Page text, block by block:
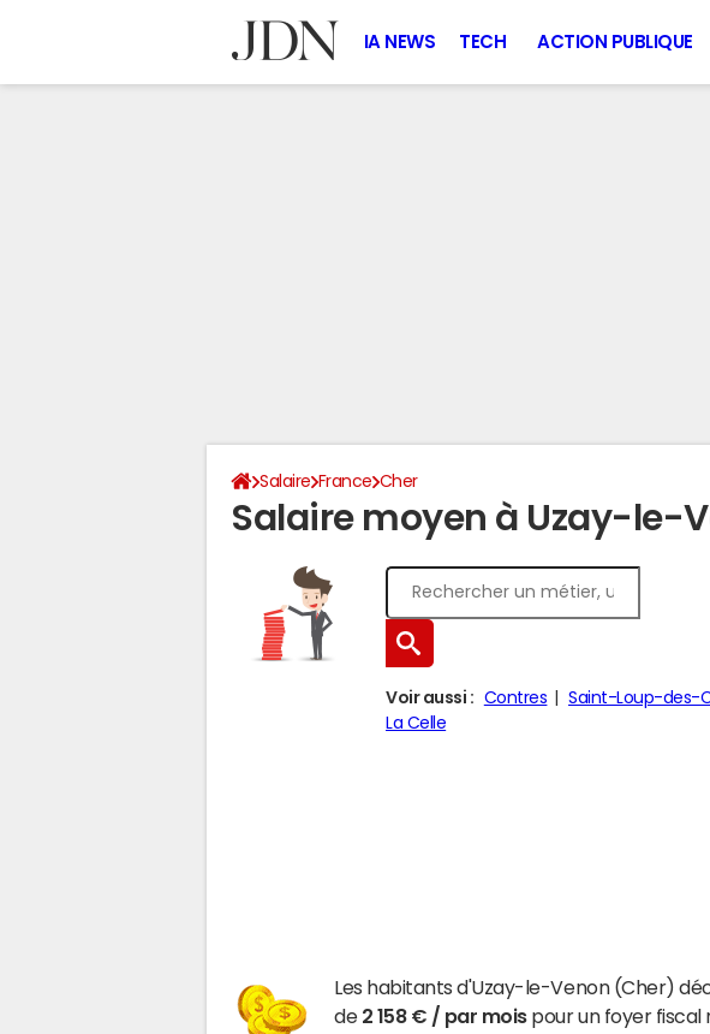
IA NEWS TECH ACTION PUBLIQUE
Salaire France Cher
Salaire moyen à Uzay-le-
Voir aussi : Contres Saint-Loup-des-
La Celle
Les habitants d'Uzay-le-Venon (Cher)
de 2 158 € / par moispour un foyer fiscal